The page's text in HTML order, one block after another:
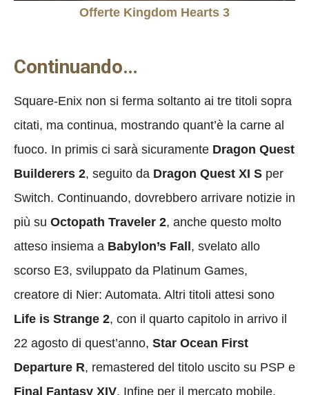
Offerte Kingdom Hearts 3
Continuando…
Square-Enix non si ferma soltanto ai tre titoli sopra
citati, ma continua, mostrando quant’è la carne al
fuoco. In primis ci sarà sicuramente Dragon Quest
Builderers 2, seguito da Dragon Quest XI S per
Switch. Continuando, dovrebbero arrivare notizie in
più su Octopath Traveler 2, anche questo molto
atteso insiema a Babylon’s Fall, svelato allo
scorso E3, sviluppato da Platinum Games,
creatore di Nier: Automata. Altri titoli attesi sono
Life is Strange 2, con il quarto capitolo in arrivo il
22 agosto di quest’anno, Star Ocean First
Departure R, remastered del titolo uscito su PSP e
Final Fantasy XIV. Infine per il mercato mobile,